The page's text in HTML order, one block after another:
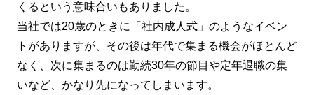
くるという意味合いもありました。
当社では20歳のときに「社内成人式」のようなイベン
トがありますが、その後は年代で集まる機会がほとんど
なく、次に集まるのは勤続30年の節目や定年退職の集
いなど、かなり先になってしまいます。